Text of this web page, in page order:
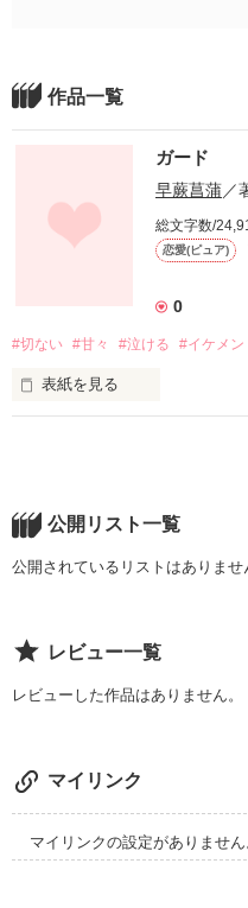
作品一覧
ガード
早蕨菖蒲／
総文字数/
恋愛(ピュア)
0
#切ない #甘々 #泣ける #イケメン
表紙を見る
どこかミステリアスな雰囲気
係が作動する！
命を懸けて守り、ガードす
か。
公開リスト一覧
公開されているリストはありませ
レビュー一覧
レビューした作品はありません。
マイリンク
マイリンクの設定がありません